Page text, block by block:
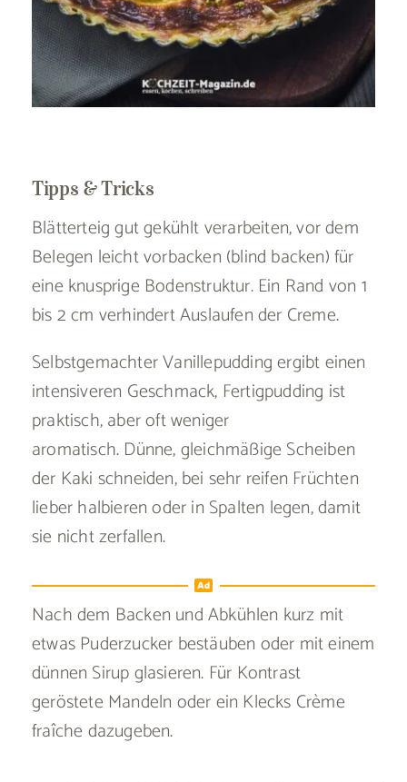
Tipps & Tricks
Blätterteig gut gekühlt verarbeiten, vor dem
Belegen leicht vorbacken (blind backen) für
eine knusprige Bodenstruktur. Ein Rand von 1
bis 2 cm verhindert Auslaufen der Creme.
Selbstgemachter Vanillepudding ergibt einen
intensiveren Geschmack, Fertigpudding ist
praktisch, aber oft weniger
aromatisch. Dünne, gleichmäßige Scheiben
der Kaki schneiden, bei sehr reifen Früchten
lieber halbieren oder in Spalten legen, damit
sie nicht zerfallen.
Nach dem Backen und Abkühlen kurz mit
etwas Puderzucker bestäuben oder mit einem
dünnen Sirup glasieren. Für Kontrast
geröstete Mandeln oder ein Klecks Crème
fraîche dazugeben.